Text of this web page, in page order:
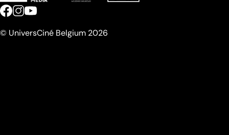
© UniversCiné Belgium 2026